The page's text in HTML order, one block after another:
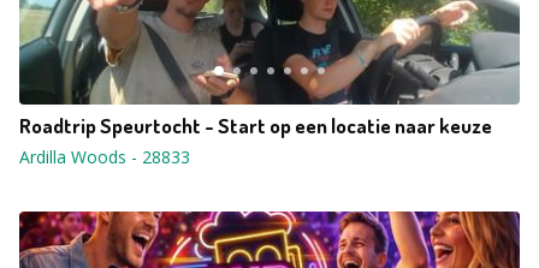
Roadtrip Speurtocht - Start op een locatie naar keuze
Ardilla Woods - 28833